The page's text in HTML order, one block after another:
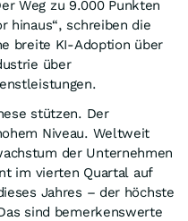
Weg zu 9.000 Punkten
hinaus“, schreiben die
breite KI-Adoption über
über
stützen. Der
Niveau. Weltweit
der Unternehmen
im vierten Quartal auf
Jahres – der höchste
sind bemerkenswerte